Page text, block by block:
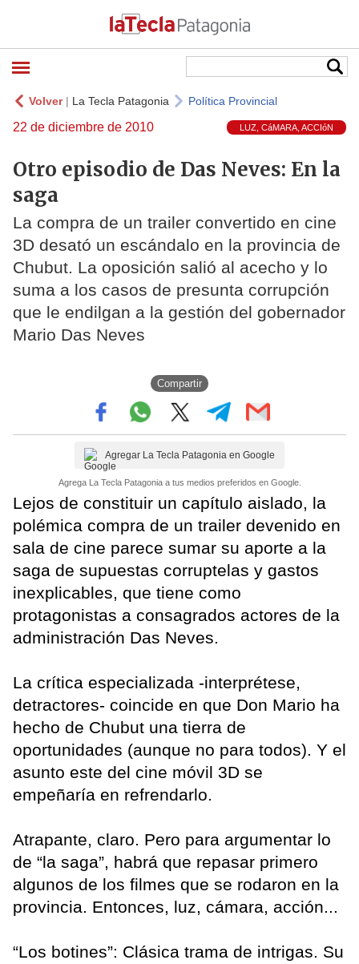
Volver| La Tecla Patagonia Política Provincial
22 de diciembre de 2010 LUZ, CáMARA, ACCIóN
Otro episodio de Das Neves: En la
saga
La compra de un trailer convertido en cine
3D desató un escándalo en la provincia de
Chubut. La oposición salió al acecho y lo
suma a los casos de presunta corrupción
que le endilgan a la gestión del gobernador
Mario Das Neves
Compartir
Agregar La Tecla Patagonia en Google
Agrega La Tecla Patagonia a tus medios preferidos en Google.
Lejos de constituir un capítulo aislado, la
polémica compra de un trailer devenido en
sala de cine parece sumar su aporte a la
saga de supuestas corruptelas y gastos
inexplicables, que tiene como
protagonistas a consagrados actores de la
administración Das Neves.
La crítica especializada -interprétese,
detractores- coincide en que Don Mario ha
hecho de Chubut una tierra de
oportunidades (aunque no para todos). Y el
asunto este del cine móvil 3D se
empeñaría en refrendarlo.
Atrapante, claro. Pero para argumentar lo
de “la saga”, habrá que repasar primero
algunos de los filmes que se rodaron en la
provincia. Entonces, luz, cámara, acción...
“Los botines”: Clásica trama de intrigas. Su